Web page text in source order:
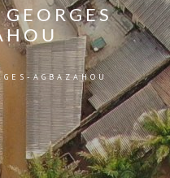
GEORGES
AGBAZAHOU